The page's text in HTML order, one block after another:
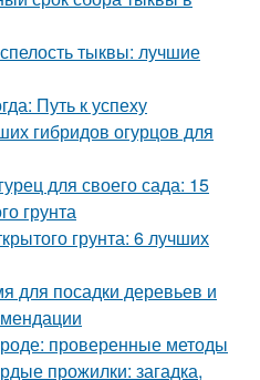
тыквы: лучшие
Путь к успеху
гибридов огурцов для
для своего сада: 15
грунта
грунта: 6 лучших
для посадки деревьев и
проверенные методы
прожилки: загадка,